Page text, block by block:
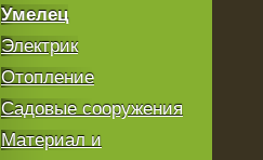
Умелец
Электрик
Отопление
Садовые сооружения
Материал и